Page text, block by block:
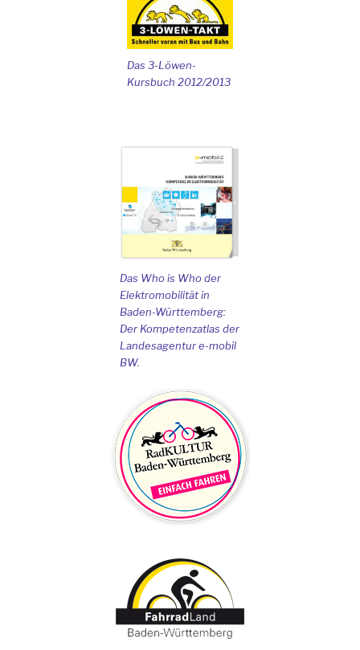
Das 3-Löwen-
Kursbuch 2012/2013
Das Who is Who der
Elektromobilität in
Baden-Württemberg:
Der Kompetenzatlas der
Landesagentur e-mobil
BW.